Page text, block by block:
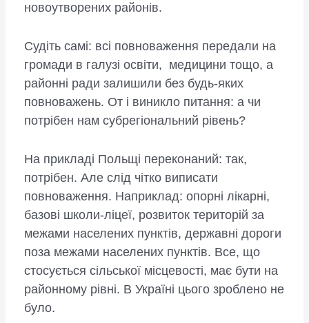
новоутворених районів.
Судіть самі: всі повноваження передали на
громади в галузі освіти, медицини тощо, а
районні ради залишили без будь-яких
повноважень. От і виникло питання: а чи
потрібен нам субрегіональний рівень?
На прикладі Польщі переконаний: так,
потрібен. Але слід чітко виписати
повноваження. Наприклад: опорні лікарні,
базові школи-ліцеї, розвиток територій за
межами населених пунктів, державні дороги
поза межами населених пунктів. Все, що
стосується сільської місцевості, має бути на
районному рівні. В Україні цього зроблено не
було.